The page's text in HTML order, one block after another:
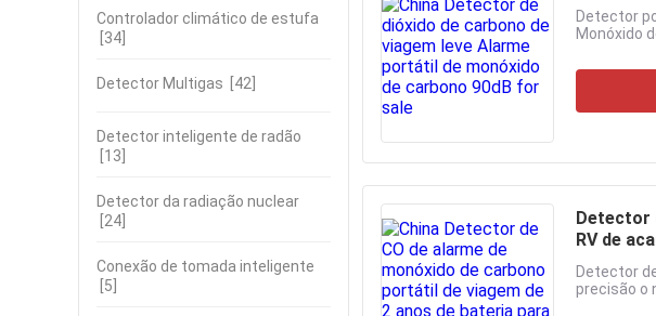
Controlador climático de estufa
[34]
Detector Multigas [42]
Detector inteligente de radão
[13]
Detector da radiação nuclear
[24]
Conexão de tomada inteligente
[5]
Detector
Monóxido
Detector
RV de
Detector
precisão o